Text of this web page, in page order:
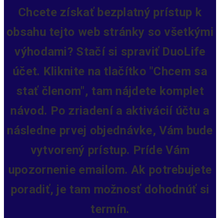
Chcete získať bezplatný prístup k
obsahu tejto web stránky so všetkými
výhodami? Stačí si spraviť DuoLife
účet. Kliknite na tlačítko "Chcem sa
stať členom", tam nájdete komplet
návod. Po zriadení a aktivácií účtu a
následne prvej objednávke, Vám bude
vytvorený prístup. Príde Vám
upozornenie emailom. Ak potrebujete
poradiť, je tam možnosť dohodnúť si
termín.